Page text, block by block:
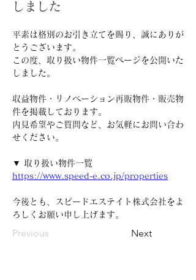
しました
平素は格別のお引き立てを賜り、誠にありが
とうございます。
この度、取り扱い物件一覧ページを公開いた
しました。
収益物件・リノベーション再販物件・販売物
件を掲載しております。
内見希望やご質問など、お気軽にお問い合わ
せください。
▼ 取り扱い物件一覧
https://www.speed-e.co.jp/properties
今後とも、スピードエステイト株式会社をよ
ろしくお願い申し上げます。
Previous Next